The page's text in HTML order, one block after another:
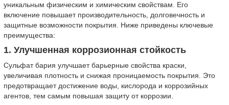
уникальным физическим и химическим свойствам. Его
включение повышает производительность, долговечность и
защитные возможности покрытия. Ниже приведены ключевые
преимущества:
1. Улучшенная коррозионная стойкость
Сульфат бария улучшает барьерные свойства краски,
увеличивая плотность и снижая проницаемость покрытия. Это
предотвращает достижение воды, кислорода и коррозийных
агентов, тем самым повышая защиту от коррозии.